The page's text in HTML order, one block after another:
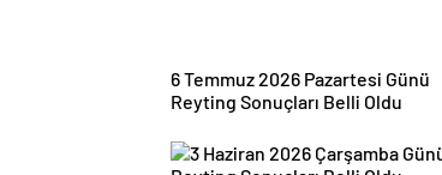
6 Temmuz 2026 Pazartesi Günü
Reyting Sonuçları Belli Oldu